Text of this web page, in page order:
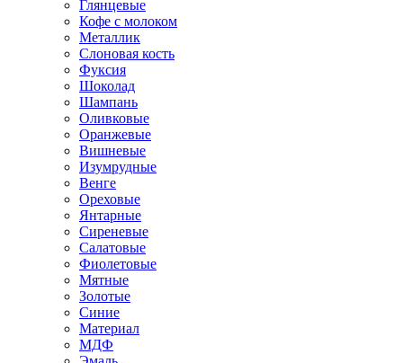
Глянцевые
Кофе с молоком
Металлик
Слоновая кость
Фуксия
Шоколад
Шампань
Оливковые
Оранжевые
Вишневые
Изумрудные
Венге
Ореховые
Янтарные
Сиреневые
Салатовые
Фиолетовые
Мятные
Золотые
Синие
Материал
МДФ